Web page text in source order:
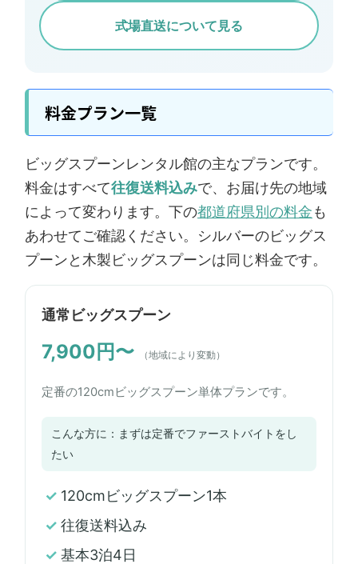
式場直送について見る
料金プラン一覧
ビッグスプーンレンタル館の主なプランです。
料金はすべて往復送料込みで、お届け先の地域
によって変わります。下の都道府県別の料金も
あわせてご確認ください。シルバーのビッグス
プーンと木製ビッグスプーンは同じ料金です。
通常ビッグスプーン
7,900円〜 （地域により変動）
定番の120cmビッグスプーン単体プランです。
こんな方に：まずは定番でファーストバイトをし
たい
120cmビッグスプーン1本
往復送料込み
基本3泊4日